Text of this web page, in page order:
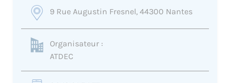
9 Rue Augustin Fresnel, 44300 Nantes
Organisateur :
ATDEC